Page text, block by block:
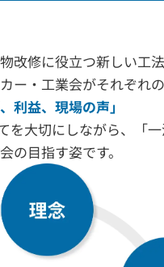
改修に役立つ新しい工
ー・工業会がそれぞれ
利益、現場の声」
を大切にしながら、「
の目指す姿です。